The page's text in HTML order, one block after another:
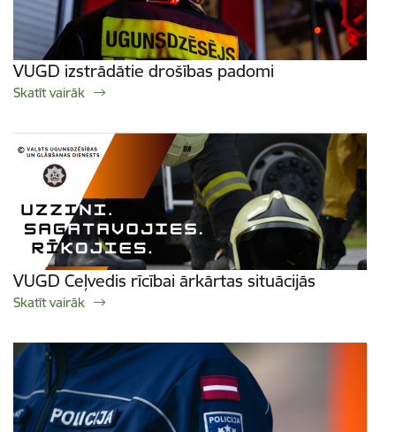
VUGD izstrādātie drošības padomi
Skatīt vairāk
VUGD Ceļvedis rīcībai ārkārtas situācijās
Skatīt vairāk